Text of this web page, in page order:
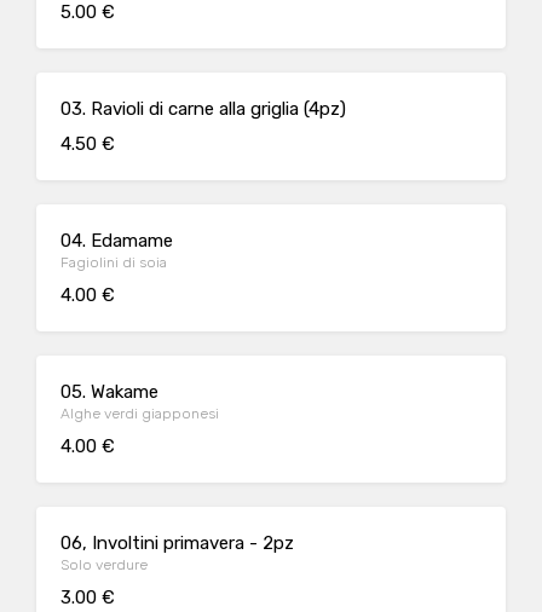
5.00 €
03. Ravioli di carne alla griglia (4pz)
4.50 €
04. Edamame
Fagiolini di soia
4.00 €
05. Wakame
Alghe verdi giapponesi
4.00 €
06, Involtini primavera - 2pz
Solo verdure
3.00 €